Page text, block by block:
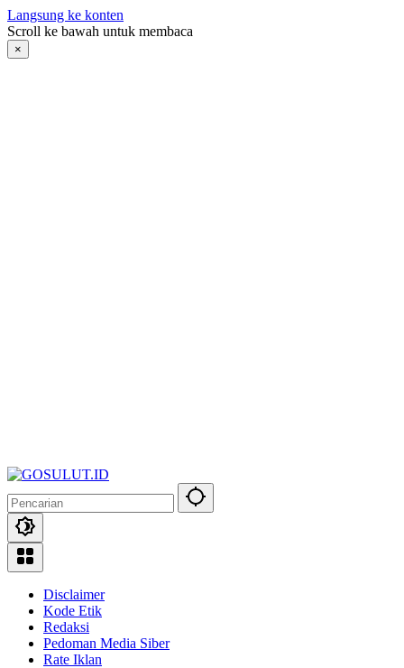
Langsung ke konten
Scroll ke bawah untuk membaca
×
Disclaimer
Kode Etik
Redaksi
Pedoman Media Siber
Rate Iklan